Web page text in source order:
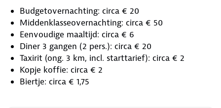
Budgetovernachting: circa € 20
Middenklasseovernachting: circa € 50
Eenvoudige maaltijd: circa € 6
Diner 3 gangen (2 pers.): circa € 20
Taxirit (ong. 3 km, incl. starttarief): circa € 2
Kopje koffie: circa € 2
Biertje: circa € 1,75